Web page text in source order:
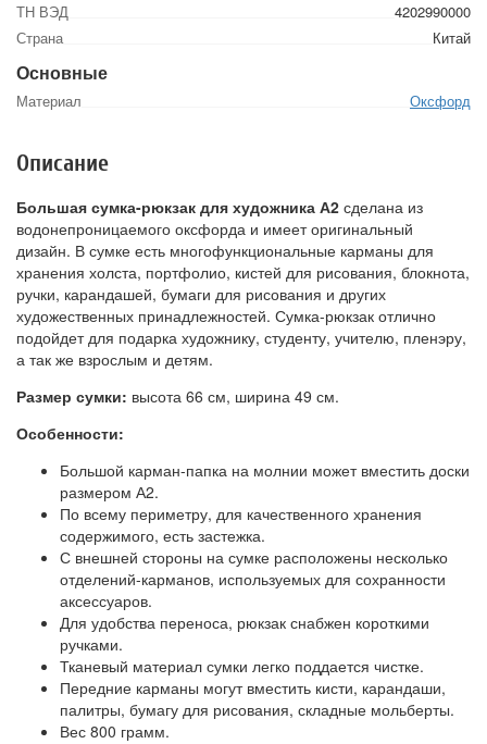
ТН ВЭД
4202990000
Страна
Китай
Основные
Материал Оксфорд
Описание
Большая сумка-рюкзак для художника А2 сделана из
водонепроницаемого оксфорда и имеет оригинальный
дизайн. В сумке есть многофункциональные карманы для
хранения холста, портфолио, кистей для рисования, блокнота,
ручки, карандашей, бумаги для рисования и других
художественных принадлежностей. Сумка-рюкзак отлично
подойдет для подарка художнику, студенту, учителю, пленэру,
а так же взрослым и детям.
Размер сумки: высота 66 см, ширина 49 см.
Особенности:
Большой карман-папка на молнии может вместить доски
размером А2.
По всему периметру, для качественного хранения
содержимого, есть застежка.
С внешней стороны на сумке расположены несколько
отделений-карманов, используемых для сохранности
аксессуаров.
Для удобства переноса, рюкзак снабжен короткими
ручками.
Тканевый материал сумки легко поддается чистке.
Передние карманы могут вместить кисти, карандаши,
палитры, бумагу для рисования, складные мольберты.
Вес 800 грамм.